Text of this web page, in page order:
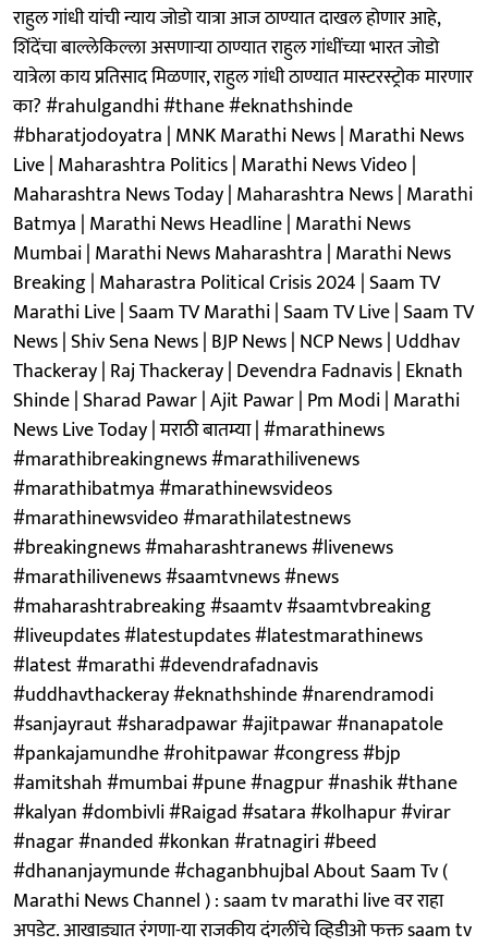
राहुल गांधी यांची न्याय जोडो यात्रा आज ठाण्यात दाखल होणार आहे,
शिंदेंचा बाल्लेकिल्ला असणाऱ्या ठाण्यात राहुल गांधींच्या भारत जोडो
यात्रेला काय प्रतिसाद मिळणार, राहुल गांधी ठाण्यात मास्टरस्ट्रोक मारणार
का? #rahulgandhi #thane #eknathshinde
#bharatjodoyatra | MNK Marathi News | Marathi News
Live | Maharashtra Politics | Marathi News Video |
Maharashtra News Today | Maharashtra News | Marathi
Batmya | Marathi News Headline | Marathi News
Mumbai | Marathi News Maharashtra | Marathi News
Breaking | Maharastra Political Crisis 2024 | Saam TV
Marathi Live | Saam TV Marathi | Saam TV Live | Saam TV
News | Shiv Sena News | BJP News | NCP News | Uddhav
Thackeray | Raj Thackeray | Devendra Fadnavis | Eknath
Shinde | Sharad Pawar | Ajit Pawar | Pm Modi | Marathi
News Live Today | मराठी बातम्या | #marathinews
#marathibreakingnews #marathilivenews
#marathibatmya #marathinewsvideos
#marathinewsvideo #marathilatestnews
#breakingnews #maharashtranews #livenews
#marathilivenews #saamtvnews #news
#maharashtrabreaking #saamtv #saamtvbreaking
#liveupdates #latestupdates #latestmarathinews
#latest #marathi #devendrafadnavis
#uddhavthackeray #eknathshinde #narendramodi
#sanjayraut #sharadpawar #ajitpawar #nanapatole
#pankajamundhe #rohitpawar #congress #bjp
#amitshah #mumbai #pune #nagpur #nashik #thane
#kalyan #dombivli #Raigad #satara #kolhapur #virar
#nagar #nanded #konkan #ratnagiri #beed
#dhananjaymunde #chaganbhujbal About Saam Tv (
Marathi News Channel ) : saam tv marathi live वर राहा
अपडेट. आखाड्यात रंगणा-या राजकीय दंगलींचे व्हिडीओ फक्त saam tv